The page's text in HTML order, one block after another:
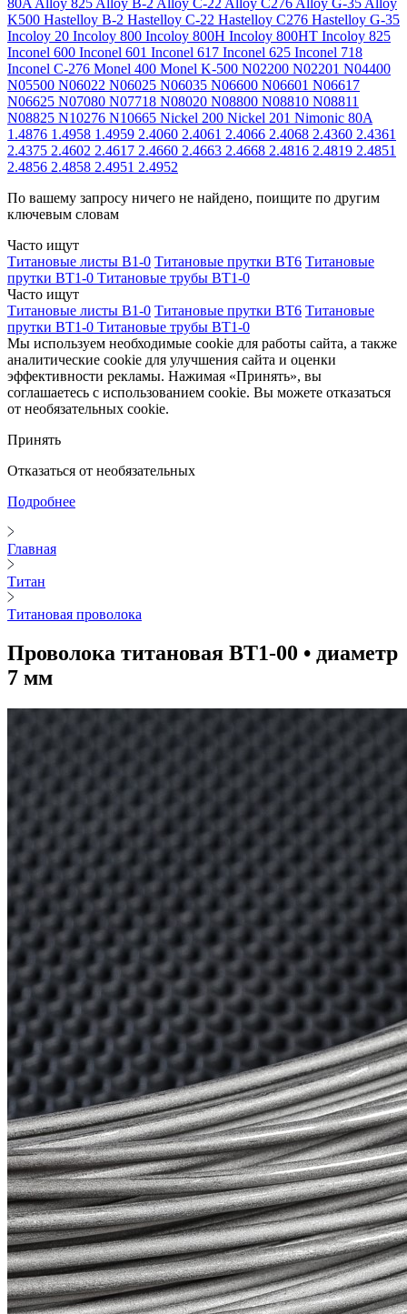
80A Alloy 825 Alloy B-2 Alloy C-22 Alloy C276 Alloy G-35 Alloy
K500 Hastelloy B-2 Hastelloy C-22 Hastelloy C276 Hastelloy G-35
Incoloy 20 Incoloy 800 Incoloy 800H Incoloy 800HT Incoloy 825
Inconel 600 Inconel 601 Inconel 617 Inconel 625 Inconel 718
Inconel C-276 Monel 400 Monel K-500 N02200 N02201 N04400
N05500 N06022 N06025 N06035 N06600 N06601 N06617
N06625 N07080 N07718 N08020 N08800 N08810 N08811
N08825 N10276 N10665 Nickel 200 Nickel 201 Nimonic 80A
1.4876 1.4958 1.4959 2.4060 2.4061 2.4066 2.4068 2.4360 2.4361
2.4375 2.4602 2.4617 2.4660 2.4663 2.4668 2.4816 2.4819 2.4851
2.4856 2.4858 2.4951 2.4952
По вашему запросу ничего не найдено, поищите по другим
ключевым словам
Часто ищут
Титановые листы В1-0 Титановые прутки ВТ6 Титановые
прутки ВТ1-0 Титановые трубы ВТ1-0
Часто ищут
Титановые листы В1-0 Титановые прутки ВТ6 Титановые
прутки ВТ1-0 Титановые трубы ВТ1-0
Мы используем необходимые cookie для работы сайта, а также
аналитические cookie для улучшения сайта и оценки
эффективности рекламы. Нажимая «Принять», вы
соглашаетесь с использованием cookie. Вы можете отказаться
от необязательных cookie.
Принять
Отказаться от необязательных
Подробнее
Главная
Титан
Титановая проволока
Проволока титановая ВТ1-00 • диаметр
7 мм